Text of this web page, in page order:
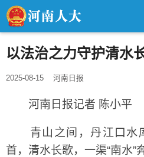
以法治之力守护清水
2025-08-15 河南日报
河南日报记者 陈小平
青山之间，丹江口水
首，清水长歌，一渠“南水”